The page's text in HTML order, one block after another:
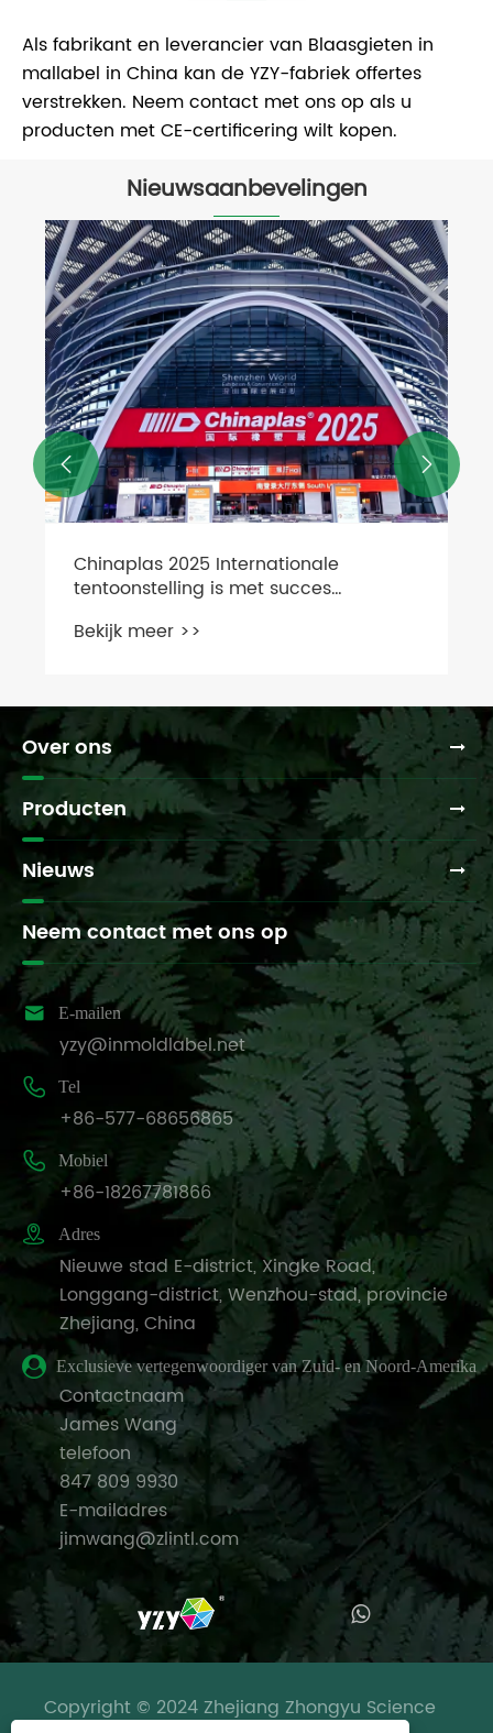
Als fabrikant en leverancier van Blaasgieten in
mallabel in China kan de YZY-fabriek offertes
verstrekken. Neem contact met ons op als u
producten met CE-certificering wilt kopen.
Nieuwsaanbevelingen
Wat zijn de voordelen van in-mold-
labeling?
Bekijk meer >>
 
Over ons
Producten
Nieuws
Neem contact met ons op
 E-mailen
yzy@inmoldlabel.net
 Tel
+86-577-68656865
 Mobiel
+86-18267781866
 Adres
Nieuwe stad E-district, Xingke Road,
Longgang-district, Wenzhou-stad, provincie
Zhejiang, China
Exclusieve vertegenwoordiger van Zuid- en Noord-Amerika
Contactnaam
James Wang
telefoon
847 809 9930
E-mailadres
jimwang@zlintl.com
Copyright © 2024 Zhejiang Zhongyu Science